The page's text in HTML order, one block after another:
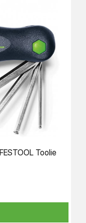
FESTOOL Toolie